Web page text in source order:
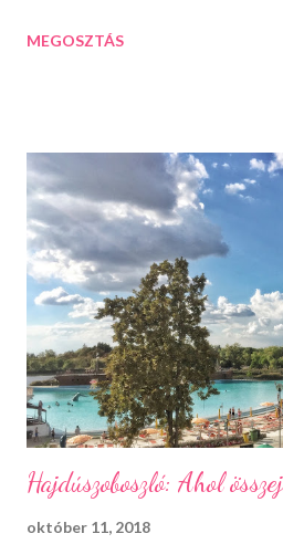
hanem a fák pozitív energiájának is.
pozitív energiamezővel
részesei lehetünk ennek a mezőnek,
gondolatainkat és pozitívitással tölt
csináljuk helyesen? Szakértők
legjobban, ha egy számunkra
választunk ki az ölelésre. Az időt
járunk a legjobban, mert ilyenkor a
MEGOSZTÁS
Hajdúszoboszló: Ahol
október 11, 2018